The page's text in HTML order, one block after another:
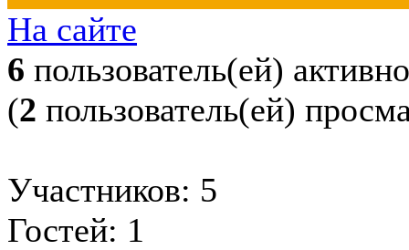
На сайте
6 пользователь(ей) активно
(2 пользователь(ей)
Участников: 5
Гостей: 1